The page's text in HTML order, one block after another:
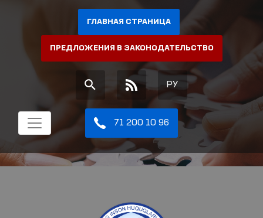
ГЛАВНАЯ СТРАНИЦА
ПРЕДЛОЖЕНИЯ В ЗАКОНОДАТЕЛЬСТВО
РУ
71 200 10 96